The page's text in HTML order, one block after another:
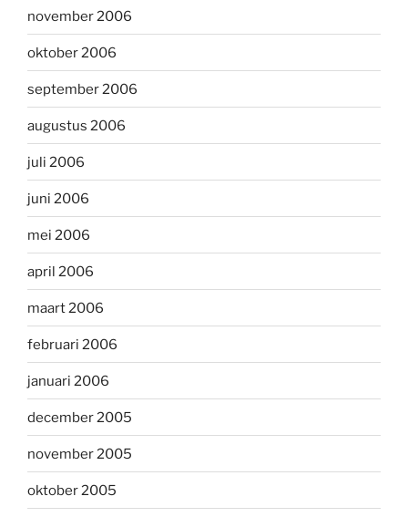
november 2006
oktober 2006
september 2006
augustus 2006
juli 2006
juni 2006
mei 2006
april 2006
maart 2006
februari 2006
januari 2006
december 2005
november 2005
oktober 2005